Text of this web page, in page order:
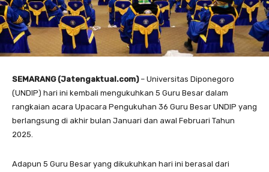
SEMARANG (Jatengaktual.com) – Universitas Diponegoro
(UNDIP) hari ini kembali mengukuhkan 5 Guru Besar dalam
rangkaian acara Upacara Pengukuhan 36 Guru Besar UNDIP yang
berlangsung di akhir bulan Januari dan awal Februari Tahun
2025.
Adapun 5 Guru Besar yang dikukuhkan hari ini berasal dari